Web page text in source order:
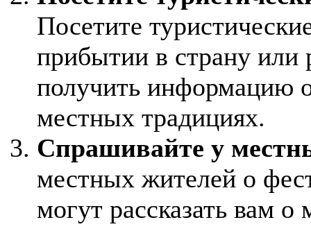
Посетите
прибытии в страну
получить информацию
местных традициях.
Спрашивайте у
местных жителей о
могут рассказать вам